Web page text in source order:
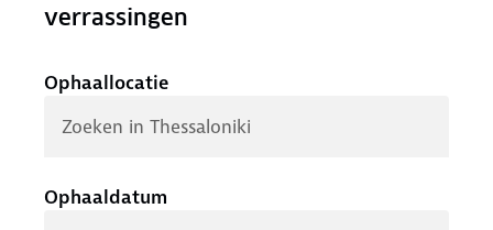
verrassingen
Ophaallocatie
Ophaaldatum